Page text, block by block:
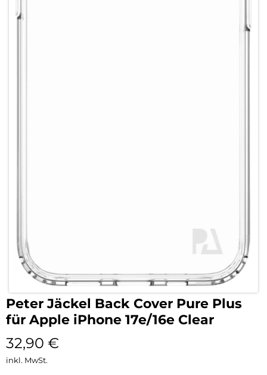
Peter Jäckel Back Cover Pure Plus
für Apple iPhone 17e/16e Clear
32,90 €
inkl. MwSt.